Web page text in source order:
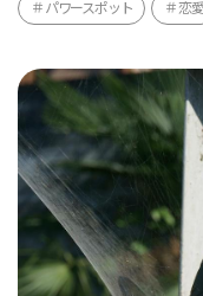
パワースポット 恋愛